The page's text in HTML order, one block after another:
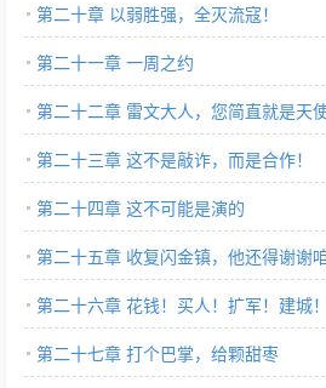
第二十章 以弱胜强，全灭流寇！
第二十一章 一周之约
第二十二章 雷文大人，您简直就是天
第二十三章 这不是敲诈，而是合作！
第二十四章 这不可能是演的
第二十五章 收复闪金镇，他还得谢谢
第二十六章 花钱！买人！扩军！建城！
第二十七章 打个巴掌，给颗甜枣